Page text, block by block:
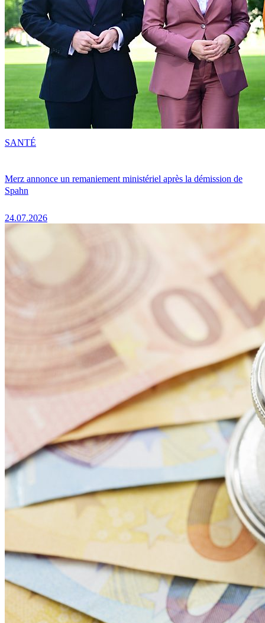
Merz annonce un remaniement ministériel après la démission de
Spahn
24.07.2026
SANTÉ